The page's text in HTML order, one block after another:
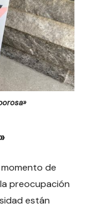
de
preocupación
están